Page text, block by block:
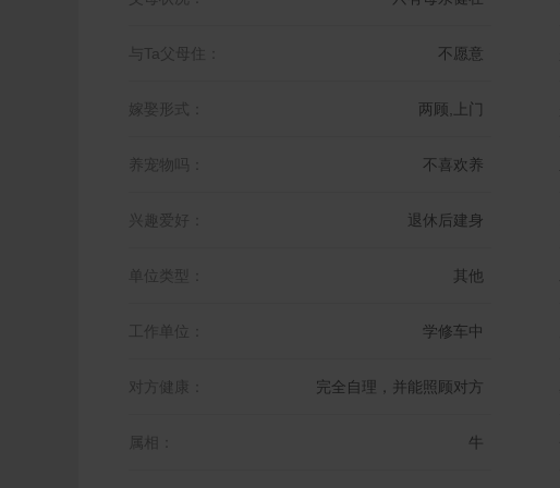
与Ta父母住： 不愿意
嫁娶形式： 两顾,上门
养宠物吗： 不喜欢养
兴趣爱好： 退休后建身
单位类型： 其他
工作单位： 学修车中
对方健康： 完全自理，并能照顾对方
属相： 牛